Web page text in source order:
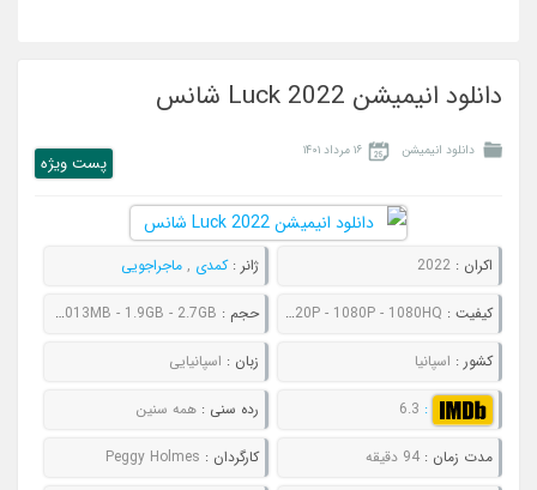
دانلود انیمیشن Luck 2022 شانس
دانلود انیمیشن ۱۶ مرداد ۱۴۰۱
پست ويژه
اکران :2022 ژانر :کمدی , ماجراجویی
کیفیت : 480P - 720P - 1080P - 1080HQ حجم : 712MB - 1013MB - 1.9GB - 2.7GB
کشور : اسپانیا زبان : اسپانیایی
:
6.3 رده سنی : همه سنین
مدت زمان :94 دقیقه کارگردان : Peggy Holmes